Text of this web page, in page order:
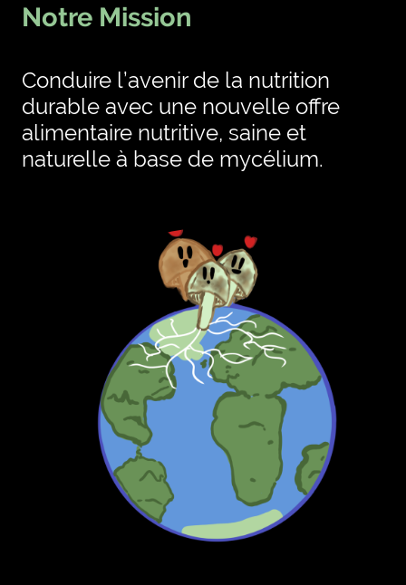
Notre Mission
Conduire l’avenir de la nutrition
durable avec une nouvelle offre
alimentaire nutritive, saine et
naturelle à base de mycélium.